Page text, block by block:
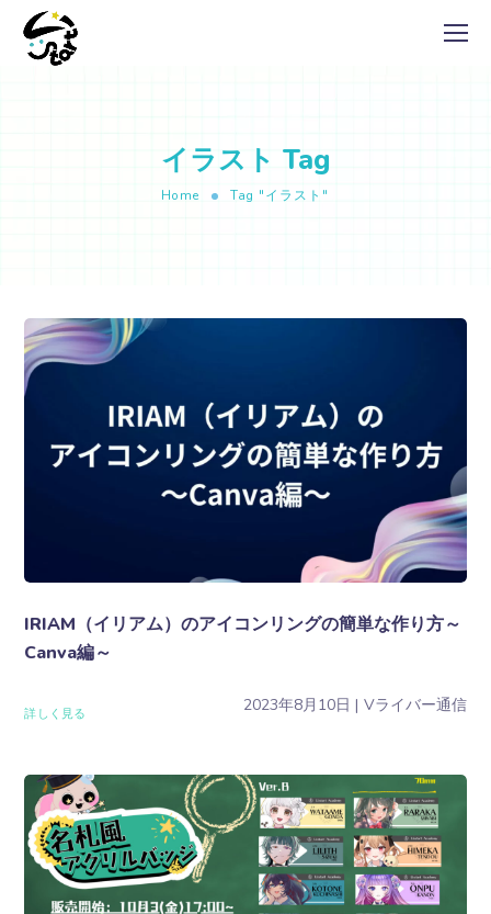
イラスト Tag
Home Tag "イラスト"
2023年8月10日 Vライバー通信
IRIAM（イリアム）のアイコンリングの簡単な作り方～
Canva編～
詳しく見る